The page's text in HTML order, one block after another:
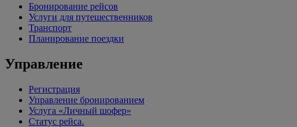
Бронирование рейсов
Услуги для путешественников
Транспорт
Планирование поездки
Управление
Регистрация
Управление бронированием
Услуга «Личный шофер»
Статус рейса.